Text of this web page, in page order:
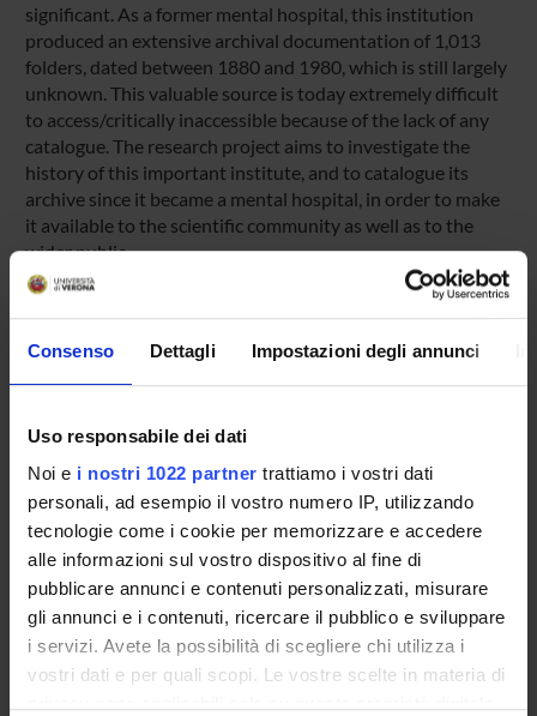
Consenso Dettagli Impostazioni degli annunci
Uso responsabile dei dati
Noi e i nostri 1022 partner trattiamo i vostri dati
personali, ad esempio il vostro numero IP, utilizzando
tecnologie come i cookie per memorizzare e accedere
alle informazioni sul vostro dispositivo al fine di
pubblicare annunci e contenuti personalizzati, misurare
gli annunci e i contenuti, ricercare il pubblico e sviluppare
i servizi. Avete la possibilità di scegliere chi utilizza i
vostri dati e per quali scopi. Le vostre scelte in materia di
significant. As a former mental hospital, this institution
produced an extensive archival documentation of 1,013
folders, dated between 1880 and 1980, which is still largely
unknown. This valuable source is today extremely difficult
to access/critically inaccessible because of the lack of any
catalogue. The research project aims to investigate the
history of this important institute, and to catalogue its
archive since it became a mental hospital, in order to make
it available to the scientific community as well as to the
wider public.
Project details *
Rilevanza e originalità scientifica del progetto di ricerca
SPONSORS:
Funds:assigned and managed by the department
PROJECT PARTICIPANTS
Marina Garbellotti
Associate Professor